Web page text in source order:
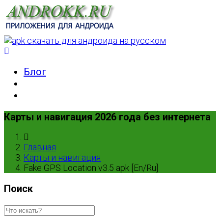
Блог
Карты и навигация 2026 года без интернета
Главная
Карты и навигация
Fake GPS Location v3.5 apk [En/Ru]
Поиск